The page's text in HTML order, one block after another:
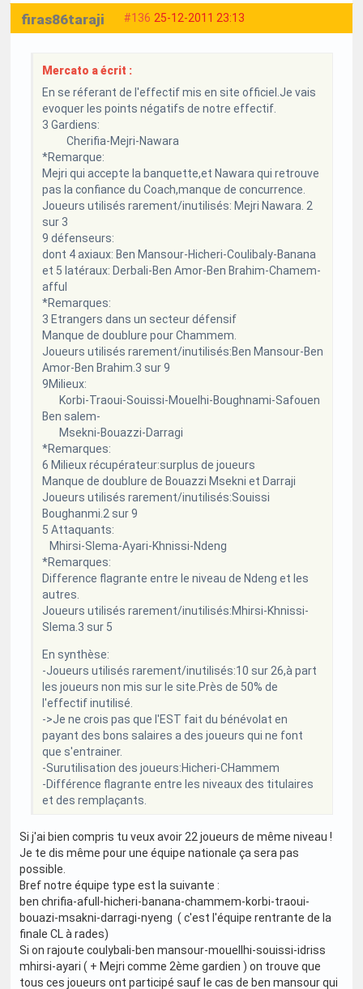
#136 25-12-2011 23:13
firas86taraji
Mercato a écrit :
En se réferant de l'effectif mis en site officiel.Je vais
evoquer les points négatifs de notre effectif.
3 Gardiens:
Cherifia-Mejri-Nawara
*Remarque:
Mejri qui accepte la banquette,et Nawara qui retrouve
pas la confiance du Coach,manque de concurrence.
Joueurs utilisés rarement/inutilisés: Mejri Nawara. 2
sur 3
9 défenseurs:
dont 4 axiaux: Ben Mansour-Hicheri-Coulibaly-Banana
et 5 latéraux: Derbali-Ben Amor-Ben Brahim-Chamem-
afful
*Remarques:
3 Etrangers dans un secteur défensif
Manque de doublure pour Chammem.
Joueurs utilisés rarement/inutilisés:Ben Mansour-Ben
Amor-Ben Brahim.3 sur 9
9Milieux:
Korbi-Traoui-Souissi-Mouelhi-Boughnami-Safouen
Ben salem-
Msekni-Bouazzi-Darragi
*Remarques:
6 Milieux récupérateur:surplus de joueurs
Manque de doublure de Bouazzi Msekni et Darraji
Joueurs utilisés rarement/inutilisés:Souissi
Boughanmi.2 sur 9
5 Attaquants:
Mhirsi-Slema-Ayari-Khnissi-Ndeng
*Remarques:
Difference flagrante entre le niveau de Ndeng et les
autres.
Joueurs utilisés rarement/inutilisés:Mhirsi-Khnissi-
Slema.3 sur 5
En synthèse:
-Joueurs utilisés rarement/inutilisés:10 sur 26,à part
les joueurs non mis sur le site.Près de 50% de
l'effectif inutilisé.
->Je ne crois pas que l'EST fait du bénévolat en
payant des bons salaires a des joueurs qui ne font
que s'entrainer.
-Surutilisation des joueurs:Hicheri-CHammem
-Différence flagrante entre les niveaux des titulaires
et des remplaçants.
Si j'ai bien compris tu veux avoir 22 joueurs de même niveau !
Je te dis même pour une équipe nationale ça sera pas
possible.
Bref notre équipe type est la suivante :
ben chrifia-afull-hicheri-banana-chammem-korbi-traoui-
bouazi-msakni-darragi-nyeng ( c'est l'équipe rentrante de la
finale CL à rades)
Si on rajoute coulybali-ben mansour-mouellhi-souissi-idriss
mhirsi-ayari ( + Mejri comme 2ème gardien ) on trouve que
tous ces joueurs ont participé sauf le cas de ben mansour qui